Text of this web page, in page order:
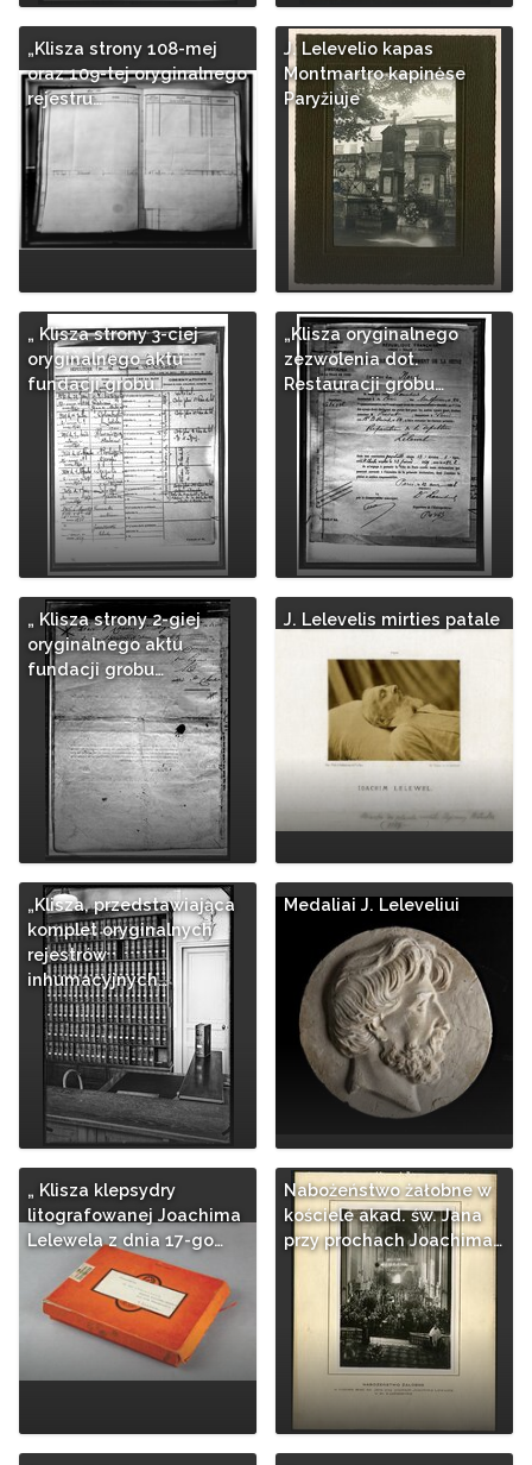
„Klisza strony 108-mej
oraz 109-tej oryginalnego
rejestru…
J. Lelevelio kapas
Montmartro kapinėse
Paryžiuje
„ Klisza strony 3-ciej
oryginalnego aktu
fundacji grobu…
„Klisza oryginalnego
zezwolenia dot.
Restauracji grobu…
„ Klisza strony 2-giej
oryginalnego aktu
fundacji grobu…
J. Lelevelis mirties patale
„Klisza, przedstawiająca
komplet oryginalnych
rejestrów
inhumacyjnych…
Medaliai J. Leleveliui
„ Klisza klepsydry
litografowanej Joachima
Lelewela z dnia 17-go…
Nabożeństwo żałobne w
kościele akad. św. Jana
przy prochach Joachima…